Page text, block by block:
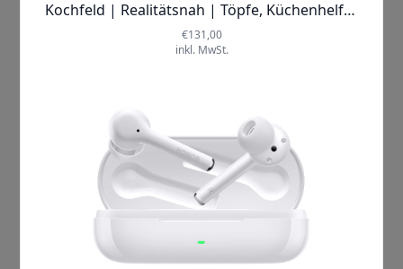
Ein On Ear Kopfhörer für Kinder bietet eine
ohraufliegende Bauform. Wie der Name es
sind Kinder jedoch immer ansprechbar. In den
meisten Fällen haben die Polster der On Ear
Kopfhörer eine runde Form. In Ear Ohrhörer
sind aufgrund der kompakten Größe praktisch,
aber aufgrund der kleinen Kinder-Gehörgänge
ist eine gute Passform in den meisten Fällen
nicht gegeben. Folgende Ausführungen gibt es